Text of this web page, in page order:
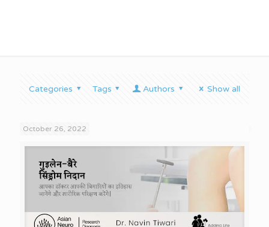
Categories Tags Authors Show all
October 26, 2022